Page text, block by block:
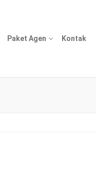
Paket Agen Kontak